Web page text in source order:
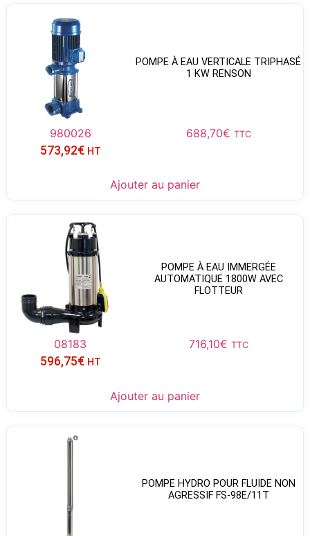
POMPE À EAU VERTICALE TRIPHASÉ
1 KW RENSON
980026 688,70€ TTC
573,92€ HT
Ajouter au panier
POMPE À EAU IMMERGÉE
AUTOMATIQUE 1800W AVEC
FLOTTEUR
08183 716,10€ TTC
596,75€ HT
Ajouter au panier
POMPE HYDRO POUR FLUIDE NON
AGRESSIF FS-98E/11T